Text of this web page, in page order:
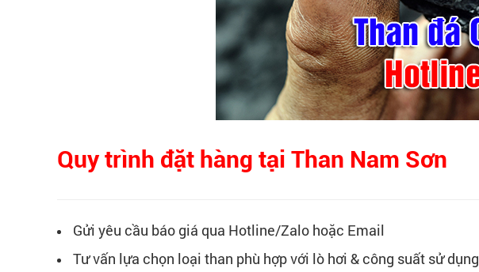
Quy trình đặt hàng tại Than Nam Sơn
Gửi yêu cầu báo giá qua Hotline/Zalo hoặc Email
Tư vấn lựa chọn loại than phù hợp với lò hơi & công suất sử dụng